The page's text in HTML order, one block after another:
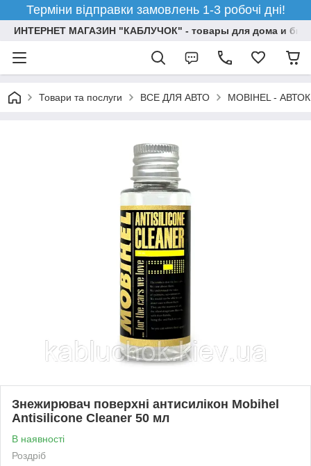
Терміни відправки замовлень 1-3 робочі дні!
ИНТЕРНЕТ МАГАЗИН "КАБЛУЧОК" - товары для дома и
Товари та послуги ВСЕ ДЛЯ АВТО MOBIHEL -
Знежирювач поверхні антисилікон Mobihel
Antisilicone Cleaner 50 мл
В наявності
Роздріб